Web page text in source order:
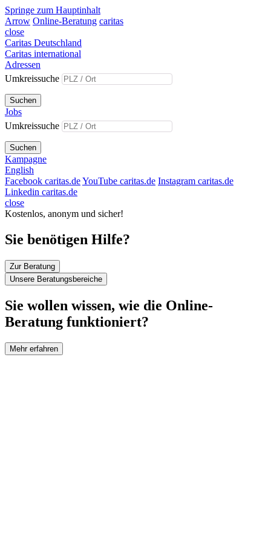
Springe zum Hauptinhalt
Arrow Online-Beratung caritas
close
Caritas Deutschland
Caritas international
Adressen
Umkreissuche
Suchen
Jobs
Umkreissuche
Suchen
Kampagne
English
Facebook caritas.deYouTube caritas.de Instagram caritas.de
Linkedin caritas.de
close
Kostenlos, anonym und sicher!
Sie benötigen Hilfe?
Zur Beratung
Unsere Beratungsbereiche
Sie wollen wissen, wie die Online-
Beratung funktioniert?
Mehr erfahren